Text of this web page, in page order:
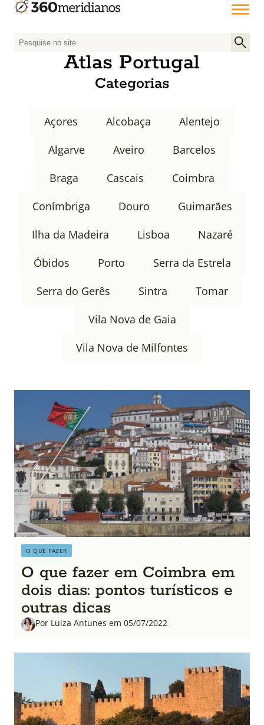
P
Atlas Portugal
Categorias
Açores Alcobaça
Alentejo
Algarve
Aveiro
Barcelos
Braga
Cascais
Coimbra
Conímbriga
Douro
Guimarães
Ilha da Madeira
Lisboa
Nazaré
Óbidos
Porto
Serra da Estrela
Serra do Gerês
Sintra
Tomar
Vila Nova de Gaia
Vila Nova de Milfontes
O QUE FAZER
O que fazer em Coimbra em
dois dias: pontos turísticos e
outras dicas
Por Luiza Antunes em 05/07/2022